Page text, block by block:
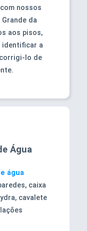
nossos
da
aos pisos,
identificar a
lo de
Água
água
caixa
cavalete